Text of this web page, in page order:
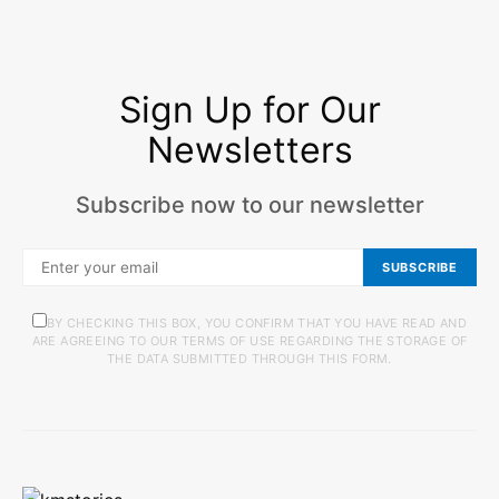
Sign Up for Our
Newsletters
Subscribe now to our newsletter
SUBSCRIBE
BY CHECKING THIS BOX, YOU CONFIRM THAT YOU HAVE READ AND
ARE AGREEING TO OUR TERMS OF USE REGARDING THE STORAGE OF
THE DATA SUBMITTED THROUGH THIS FORM.